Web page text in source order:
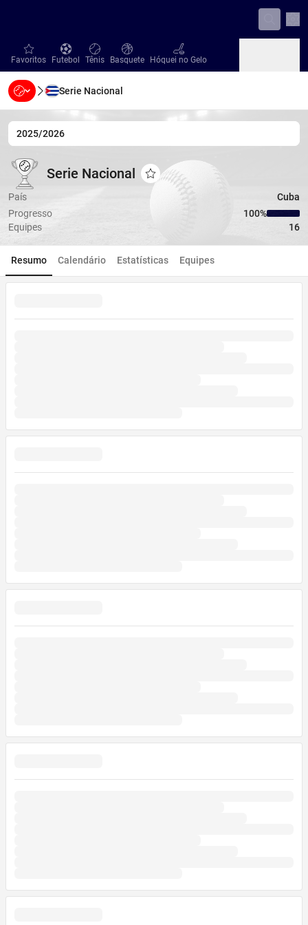
favorites
Favoritos Futebol
Futebol Tênis
Tênis Basquete
Basquete Hóquei no Gelo
Hóquei no Gelo
Beisebol
Beisebol Handebol
Handebol
Serie Nacional
2025/2026
Serie Nacional
Serie Nacional
Serie Nacional
Adicionar aos favoritos
País
Cuba
Progresso
100‏%
Equipes
16
Resumo Calendário Estatísticas Equipes